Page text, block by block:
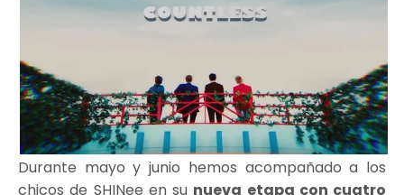
Durante mayo y junio hemos acompañado a los
chicos de SHINee en su nueva etapa con cuatro